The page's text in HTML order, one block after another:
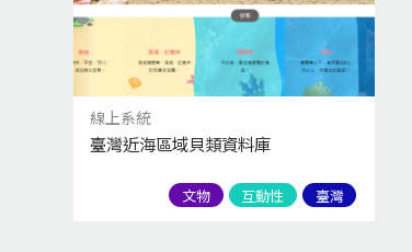
線上系統
臺灣近海區域貝類資料庫
文物 互動性 臺灣